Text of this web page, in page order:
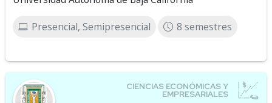
Presencial, Semipresencial 8 semestres